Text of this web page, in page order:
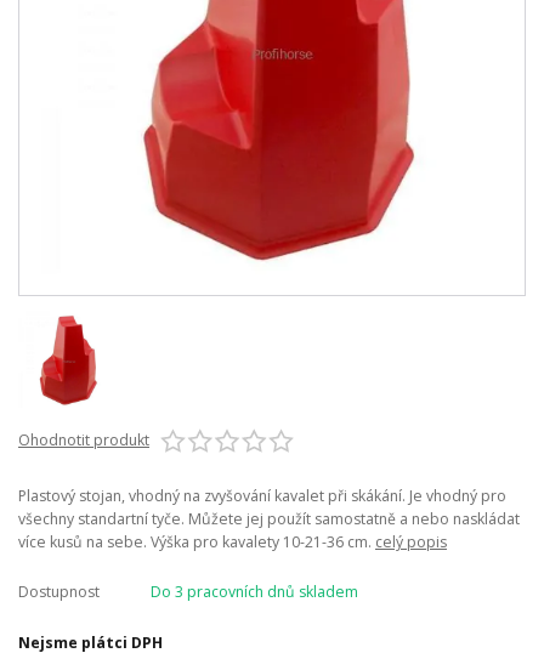
Ohodnotit produkt
Plastový stojan, vhodný na zvyšování kavalet při skákání. Je vhodný pro
všechny standartní tyče. Můžete jej použít samostatně a nebo naskládat
více kusů na sebe. Výška pro kavalety 10-21-36 cm. celý popis
Dostupnost Do 3 pracovních dnů skladem
Nejsme plátci DPH